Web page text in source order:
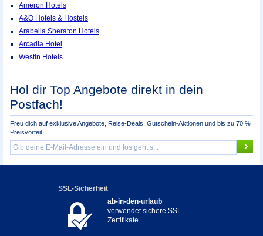
Ameron Hotels
A&O Hotels & Hostels
Arabella Sheraton Hotels
Arcadia Hotel
Westin Hotels
Hol dir Top Angebote direkt in dein
Postfach!
Freu dich auf exklusive Angebote, Reise-Deals, Gutschein-Aktionen und bis zu 70 %
Preisvorteil.
SSL-Sicherheit
ab-in-den-urlaub
verwendet sichere SSL-
Zertifikate